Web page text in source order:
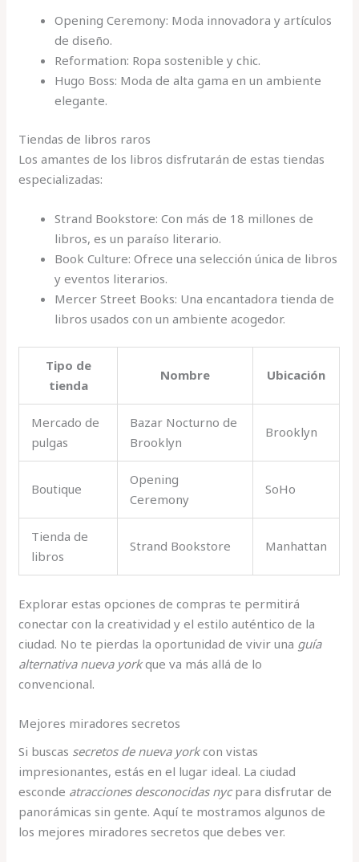
Opening Ceremony: Moda innovadora y artículos
de diseño.
Reformation: Ropa sostenible y chic.
Hugo Boss: Moda de alta gama en un ambiente
elegante.
Tiendas de libros raros
Los amantes de los libros disfrutarán de estas tiendas
especializadas:
Strand Bookstore: Con más de 18 millones de
libros, es un paraíso literario.
Book Culture: Ofrece una selección única de libros
y eventos literarios.
Mercer Street Books: Una encantadora tienda de
libros usados con un ambiente acogedor.
Tipo de
tienda
Nombre Ubicación
Mercado de
pulgas
Bazar Nocturno de
Brooklyn
Brooklyn
Boutique
Opening
Ceremony
SoHo
Tienda de
libros
Strand Bookstore Manhattan
Explorar estas opciones de compras te permitirá
conectar con la creatividad y el estilo auténtico de la
ciudad. No te pierdas la oportunidad de vivir una guía
alternativa nueva yorkque va más allá de lo
convencional.
Mejores miradores secretos
Si buscas secretos de nueva yorkcon vistas
impresionantes, estás en el lugar ideal. La ciudad
esconde atracciones desconocidas nycpara disfrutar de
panorámicas sin gente. Aquí te mostramos algunos de
los mejores miradores secretos que debes ver.